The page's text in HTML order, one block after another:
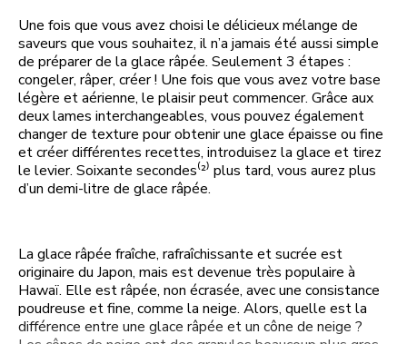
Une fois que vous avez choisi le délicieux mélange de
saveurs que vous souhaitez, il n’a jamais été aussi simple
de préparer de la glace râpée. Seulement 3 étapes :
congeler, râper, créer ! Une fois que vous avez votre base
légère et aérienne, le plaisir peut commencer. Grâce aux
deux lames interchangeables, vous pouvez également
changer de texture pour obtenir une glace épaisse ou fine
et créer différentes recettes, introduisez la glace et tirez
le levier. Soixante secondes⁽²⁾ plus tard, vous aurez plus
d’un demi-litre de glace râpée.
La glace râpée fraîche, rafraîchissante et sucrée est
originaire du Japon, mais est devenue très populaire à
Hawaï. Elle est râpée, non écrasée, avec une consistance
poudreuse et fine, comme la neige. Alors, quelle est la
différence entre une glace râpée et un cône de neige ?